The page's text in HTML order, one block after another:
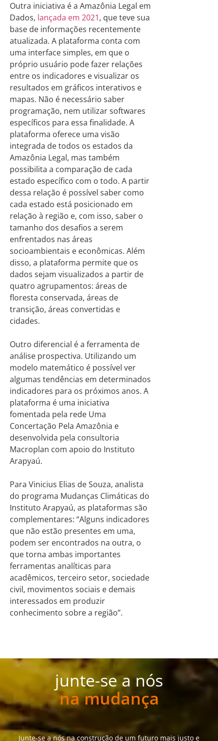
Outra iniciativa é a Amazônia Legal em
Dados, lançada em 2021, que teve sua
base de informações recentemente
atualizada. A plataforma conta com
uma interface simples, em que o
próprio usuário pode fazer relações
entre os indicadores e visualizar os
resultados em gráficos interativos e
mapas. Não é necessário saber
programação, nem utilizar softwares
específicos para essa finalidade. A
plataforma oferece uma visão
integrada de todos os estados da
Amazônia Legal, mas também
possibilita a comparação de cada
estado específico com o todo. A partir
dessa relação é possível saber como
cada estado está posicionado em
relação à região e, com isso, saber o
tamanho dos desafios a serem
enfrentados nas áreas
socioambientais e econômicas. Além
disso, a plataforma permite que os
dados sejam visualizados a partir de
quatro agrupamentos: áreas de
floresta conservada, áreas de
transição, áreas convertidas e
cidades.
Outro diferencial é a ferramenta de
análise prospectiva. Utilizando um
modelo matemático é possível ver
algumas tendências em determinados
indicadores para os próximos anos. A
plataforma é uma iniciativa
fomentada pela rede Uma
Concertação Pela Amazônia e
desenvolvida pela consultoria
Macroplan com apoio do Instituto
Arapyaú.
Para Vinicius Elias de Souza, analista
do programa Mudanças Climáticas do
Instituto Arapyaú, as plataformas são
complementares: “Alguns indicadores
que não estão presentes em uma,
podem ser encontrados na outra, o
que torna ambas importantes
ferramentas analíticas para
acadêmicos, terceiro setor, sociedade
civil, movimentos sociais e demais
interessados em produzir
conhecimento sobre a região”.
junte-se a nós
na mudança
Junte-se a nós na construção de um futuro mais justo e